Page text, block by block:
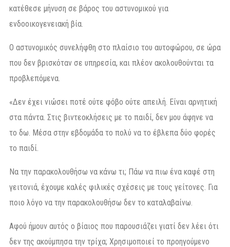
κατέθεσε μήνυση σε βάρος του αστυνομικού για
ενδοοικογενειακή βία.
Ο αστυνομικός συνελήφθη στο πλαίσιο του αυτοφώρου, σε ώρα
που δεν βρισκόταν σε υπηρεσία, και πλέον ακολουθούνται τα
προβλεπόμενα.
«Δεν έχει νιώσει ποτέ ούτε φόβο ούτε απειλή. Είναι αρνητική
στα πάντα. Στις βιντεοκλήσεις με το παιδί, δεν μου άφηνε να
το δω. Μέσα στην εβδομάδα το πολύ να το έβλεπα δύο φορές
το παιδί.
Να την παρακολουθήσω να κάνω τι; Πάω να πιω ένα καφέ στη
γειτονιά, έχουμε καλές φιλικές σχέσεις με τους γείτονες. Για
ποιο λόγο να την παρακολουθήσω δεν το καταλαβαίνω.
Αφού ήμουν αυτός ο βίαιος που παρουσιάζει γιατί δεν λέει ότι
δεν της ακούμπησα την τρίχα; Χρησιμοποιεί το προηγούμενο